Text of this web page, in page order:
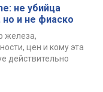
не убийца
но и не фиаско
железа,
цен и кому эта
действительно